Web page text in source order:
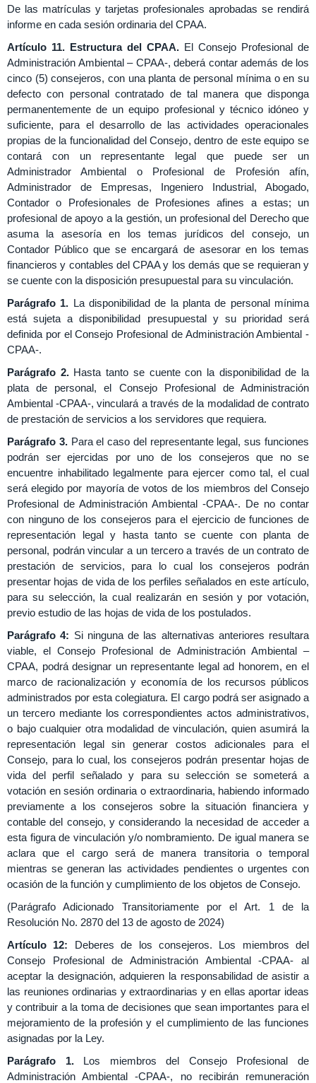
De las matrículas y tarjetas profesionales aprobadas se rendirá
informe en cada sesión ordinaria del CPAA.
Artículo 11. Estructura del CPAA. El Consejo Profesional de
Administración Ambiental – CPAA-, deberá contar además de los
cinco (5) consejeros, con una planta de personal mínima o en su
defecto con personal contratado de tal manera que disponga
permanentemente de un equipo profesional y técnico idóneo y
suficiente, para el desarrollo de las actividades operacionales
propias de la funcionalidad del Consejo, dentro de este equipo se
contará con un representante legal que puede ser un
Administrador Ambiental o Profesional de Profesión afín,
Administrador de Empresas, Ingeniero Industrial, Abogado,
Contador o Profesionales de Profesiones afines a estas; un
profesional de apoyo a la gestión, un profesional del Derecho que
asuma la asesoría en los temas jurídicos del consejo, un
Contador Público que se encargará de asesorar en los temas
financieros y contables del CPAA y los demás que se requieran y
se cuente con la disposición presupuestal para su vinculación.
Parágrafo 1. La disponibilidad de la planta de personal mínima
está sujeta a disponibilidad presupuestal y su prioridad será
definida por el Consejo Profesional de Administración Ambiental -
CPAA-.
Parágrafo 2.Hasta tanto se cuente con la disponibilidad de la
plata de personal, el Consejo Profesional de Administración
Ambiental -CPAA-, vinculará a través de la modalidad de contrato
de prestación de servicios a los servidores que requiera.
Parágrafo 3.Para el caso del representante legal, sus funciones
podrán ser ejercidas por uno de los consejeros que no se
encuentre inhabilitado legalmente para ejercer como tal, el cual
será elegido por mayoría de votos de los miembros del Consejo
Profesional de Administración Ambiental -CPAA-. De no contar
con ninguno de los consejeros para el ejercicio de funciones de
representación legal y hasta tanto se cuente con planta de
personal, podrán vincular a un tercero a través de un contrato de
prestación de servicios, para lo cual los consejeros podrán
presentar hojas de vida de los perfiles señalados en este artículo,
para su selección, la cual realizarán en sesión y por votación,
previo estudio de las hojas de vida de los postulados.
Parágrafo 4: Si ninguna de las alternativas anteriores resultara
viable, el Consejo Profesional de Administración Ambiental –
CPAA, podrá designar un representante legal ad honorem, en el
marco de racionalización y economía de los recursos públicos
administrados por esta colegiatura. El cargo podrá ser asignado a
un tercero mediante los correspondientes actos administrativos,
o bajo cualquier otra modalidad de vinculación, quien asumirá la
representación legal sin generar costos adicionales para
el
Consejo, para lo cual, los consejeros podrán presentar hojas de
vidadel perfil señalado y para su selección se someterá a
votación en sesión ordinaria o extraordinaria, habiendo informado
previamente a los consejeros sobre la situación financiera y
contable del consejo, y considerando la necesidad de acceder a
esta figura de vinculación y/o nombramiento. De igual manera se
aclara
que el cargo será de manera transitoria otemporal
mientras se generan las actividades pendientes o urgentes con
ocasión de la función y cumplimiento de los objetos de Consejo.
(Parágrafo Adicionado Transitoriamente por el Art. 1 de la
Resolución No. 2870 del 13 de agosto de 2024)
Artículo 12: Deberes de los consejeros. Los miembros del
Consejo Profesional de Administración Ambiental -CPAA- al
aceptar la designación, adquieren la responsabilidad de asistir a
las reuniones ordinarias y extraordinarias y en ellas aportar ideas
y contribuir a la toma de decisiones que sean importantes para el
mejoramiento de la profesión y el cumplimiento de las funciones
asignadas por la Ley.
Parágrafo 1.Los miembros del Consejo Profesional de
Administración Ambiental -CPAA-, no recibirán remuneración